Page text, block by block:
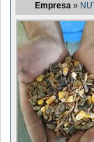
Empresa »